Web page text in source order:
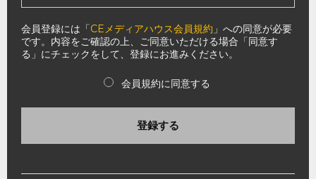
会員登録には「CEメディアハウス会員規約 」への同意が必要
です。内容をご確認の上、ご同意いただける場合「同意す
る」にチェックをして、登録にお進みください。
会員規約に同意する
登録する